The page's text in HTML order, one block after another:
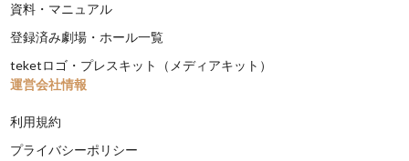
資料・マニュアル
登録済み劇場・ホール一覧
teketロゴ・プレスキット（メディアキット）
運営会社情報
利用規約
プライバシーポリシー